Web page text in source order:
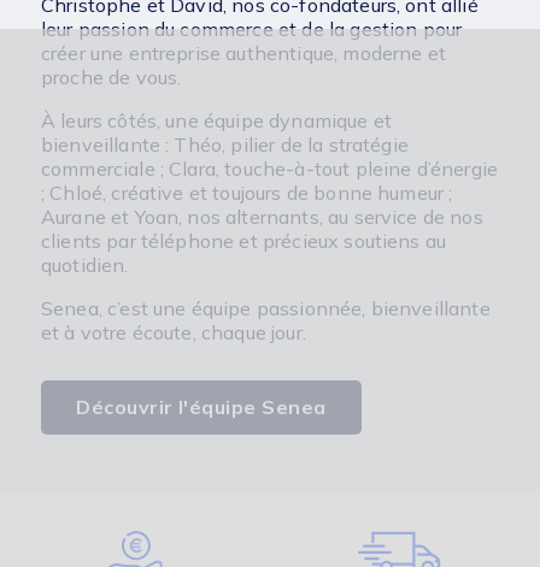
leur passion du commerce et de la gestion pour
créer une entreprise authentique, moderne et
proche de vous.
À leurs côtés, une équipe dynamique et
bienveillante : Théo, pilier de la stratégie
commerciale ; Clara, touche-à-tout pleine d’énergie
; Chloé, créative et toujours de bonne humeur ;
Aurane et Yoan, nos alternants, au service de nos
clients par téléphone et précieux soutiens au
quotidien.
Senea, c’est une équipe passionnée, bienveillante
et à votre écoute, chaque jour.
Découvrir l'équipe Senea